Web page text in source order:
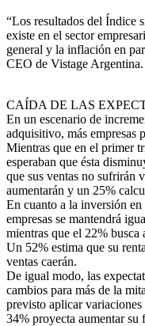
“Los resultados del Índice
existe en el sector
general y la inflación en
CEO de Vistage Argentina.
CAÍDA DE LAS
En un escenario de
adquisitivo, más empresas
Mientras que en el primer
esperaban que ésta
que sus ventas no sufrirán
aumentarán y un 25%
En cuanto a la inversión
empresas se mantendrá
mientras que el 22%
Un 52% estima que su
ventas caerán.
De igual modo, las
cambios para más de la
previsto aplicar
34% proyecta aumentar su